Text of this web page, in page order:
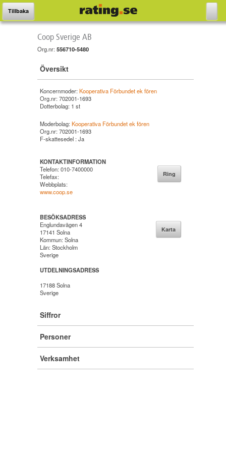
Tillbaka
Coop Sverige AB
Org.nr: 556710-5480
Översikt
Koncernmoder: Kooperativa Förbundet ek fören
Org.nr: 702001-1693
Dotterbolag: 1 st
Moderbolag: Kooperativa Förbundet ek fören
Org.nr: 702001-1693
F-skattesedel : Ja
KONTAKTINFORMATION
Ring
Telefon: 010-7400000
Telefax:
Webbplats:
www.coop.se
BESÖKSADRESS
Karta
Englundavägen 4
17141 Solna
Kommun: Solna
Län: Stockholm
Sverige
UTDELNINGSADRESS
17188 Solna
Sverige
Siffror
Personer
Verksamhet